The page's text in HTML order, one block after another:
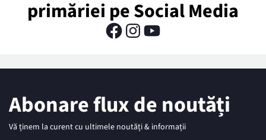
primăriei pe Social Media
Abonare flux de noutăți
Vă ținem la curent cu ultimele noutăți & informații